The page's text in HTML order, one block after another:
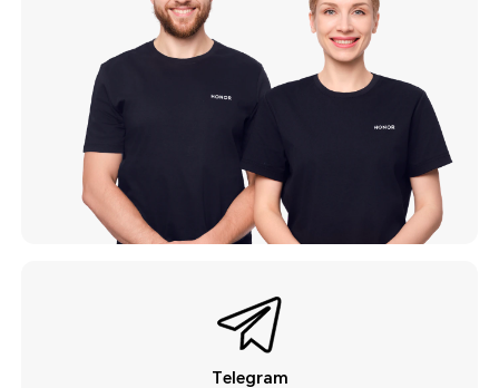
Telegram